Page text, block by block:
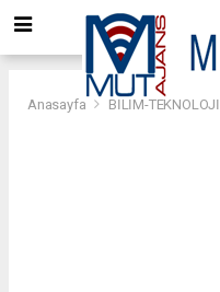
Anasayfa BİLİM-TEKNOLOJİ